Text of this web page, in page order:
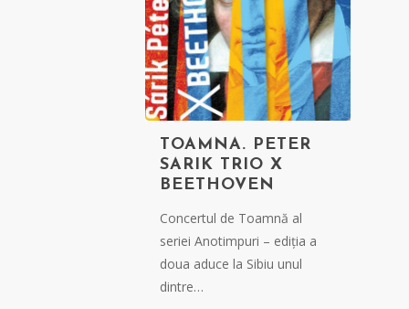
TOAMNA. PETER
SARIK TRIO X
BEETHOVEN
Concertul de Toamnă al
seriei Anotimpuri – ediția a
doua aduce la Sibiu unul
dintre…